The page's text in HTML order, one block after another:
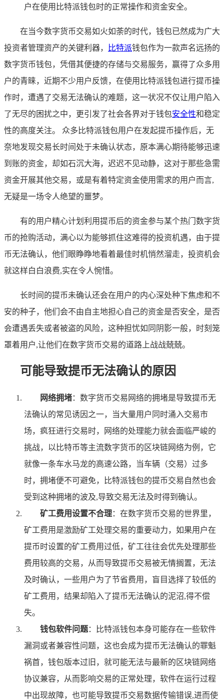
户在使用比特派钱包时的正常操作和资金安全。
在当今数字货币交易如火如荼的时代，钱包已然成为广大
投资者管理资产的关键利器，
比特派钱包作为一款声名远扬的
数字货币钱包，凭借其便捷的存储与交易服务，赢得了众多用
户的青睐，近期不少用户反馈，在使用比特派钱包进行提币操
作时，遭遇了交易无法确认的难题，这一状况不仅让用户陷入
了无尽的困扰之中，更引发了社会各界对于钱包安全性和稳定
性的高度关注。 众多比特派钱包用户在发起提币操作后，无
奈地发现交易长时间处于未确认状态，原本满心期待能够迅速
到账的资金，却如石沉大海，迟迟不见动静，这对于那些急需
资金开展其他交易，或是有着特定资金使用需求的用户而言,
无疑是一场令人绝望的噩梦。
有的用户精心计划利用提币后的资金参与某个热门数字货
币的抢购活动，满心以为能够抓住这难得的投资机遇，由于提
币无法确认，他们眼睁睁地看着最佳时机悄然溜走，投资机会
就这样白白浪费,实在令人惋惜。
长时间的提币未确认还会在用户的内心深处种下焦虑和不
安的种子，他们会不由自主地担心自己的资金是否安全，是否
会遭遇丢失或者被盗的风险，这种担忧如同阴影一般，时刻笼
罩着用户,让他们在数字货币交易的道路上战战兢兢。
可能导致提币无法确认的原因
网络拥堵：数字货币交易网络的拥堵是导致提币无
法确认的常见诱因之一，当大量用户同时涌入交易市
场，疯狂进行交易时，网络的处理能力就会面临严峻的
挑战，以比特币等主流数字货币的区块链网络为例，它
就像一条车水马龙的高速公路，当车辆（交易）过多
时，拥堵便不可避免，比特派钱包的提币交易自然也会
受到这种拥堵的波及,导致交易无法及时得到确认。
矿工费用设置不合理：在数字货币交易的世界里，
矿工费用是激励矿工处理交易的重要动力，如果用户在
提币时设置的矿工费用过低，矿工往往会优先处理那些
费用较高的交易，从而导致提币交易被无情搁置，无法
及时确认，一些用户为了节省费用，盲目选择了较低的
矿工费用，结果却陷入了提币无法确认的泥沼,得不偿
失。
钱包软件问题：比特派钱包本身可能存在一些软件
漏洞或者兼容性问题，这也会成为提币无法确认的罪魁
祸首，钱包版本过旧，就可能无法与最新的区块链网络
协议兼容，从而影响交易的正常处理，软件在运行过程
中出现故障，也可能导致提币交易数据传输错误,进而使